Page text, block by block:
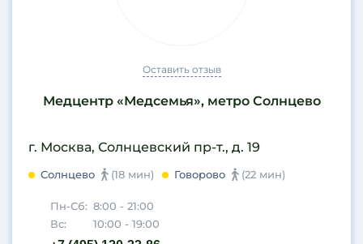
Оставить отзыв
Медцентр «Медсемья», метро Солнцево
г. Москва, Солнцевский пр-т., д. 19
Солнцево (18 мин) Говорово (22 мин)
Пн-Сб: 8:00 - 21:00
Вс:
10:00 - 19:00